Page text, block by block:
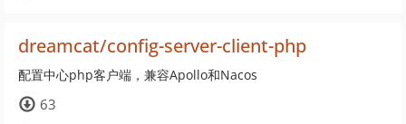
dreamcat/config-server-client-php
配置中心php客户端，兼容Apollo和Nacos
63